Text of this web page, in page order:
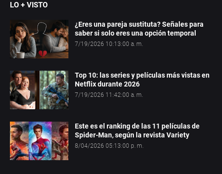
LO + VISTO
¿Eres una pareja sustituta? Señales para
saber si solo eres una opción temporal
7/19/2026 10:13:00 a. m.
Top 10: las series y películas más vistas en
Netflix durante 2026
7/19/2026 11:42:00 a. m.
Este es el ranking de las 11 películas de
Spider-Man, según la revista Variety
8/04/2026 05:13:00 p. m.